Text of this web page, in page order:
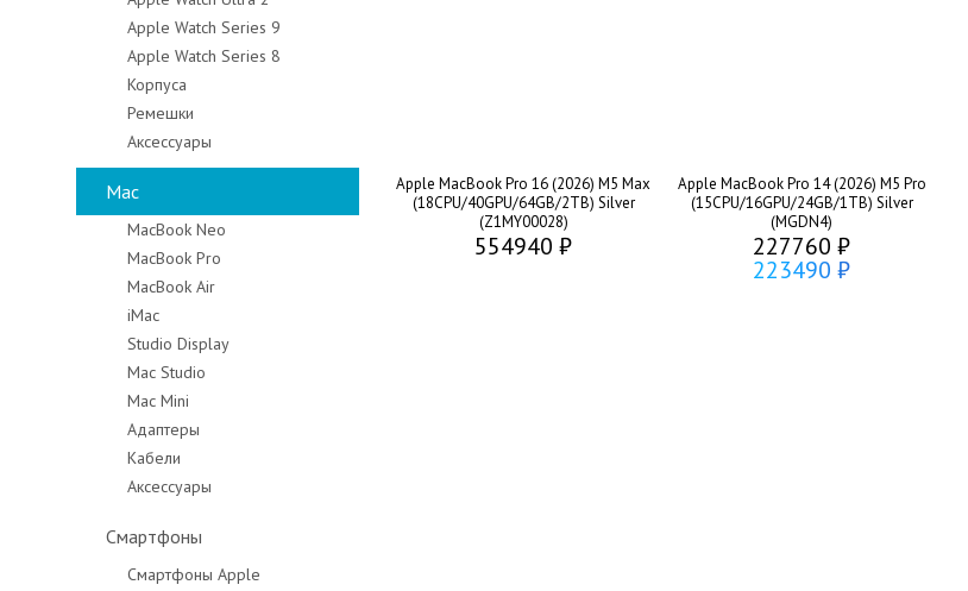
Apple Watch Series 9
Apple Watch Series 8
Корпуса
Ремешки
Аксессуары
Mac
MacBook Neo
MacBook Pro
MacBook Pro 14"
MacBook Pro 16"
MacBook Air
iMac
Studio Display
Mac Studio
Mac Mini
Адаптеры
Кабели
Аксессуары
Смартфоны
Смартфоны Apple
Apple MacBook Pro 16 (2026) M5 Max
(18CPU/40GPU/64GB/2TB) Silver
(Z1MY00028)
554940 ₽
Apple MacBook Pro 14 (2026) M5 Pro
(15CPU/16GPU/24GB/1TB) Silver
(MGDN4)
227760 ₽
223490 ₽